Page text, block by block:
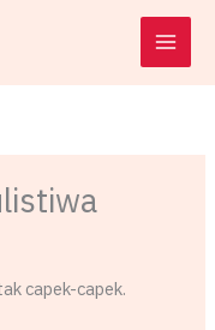
capek-capek.